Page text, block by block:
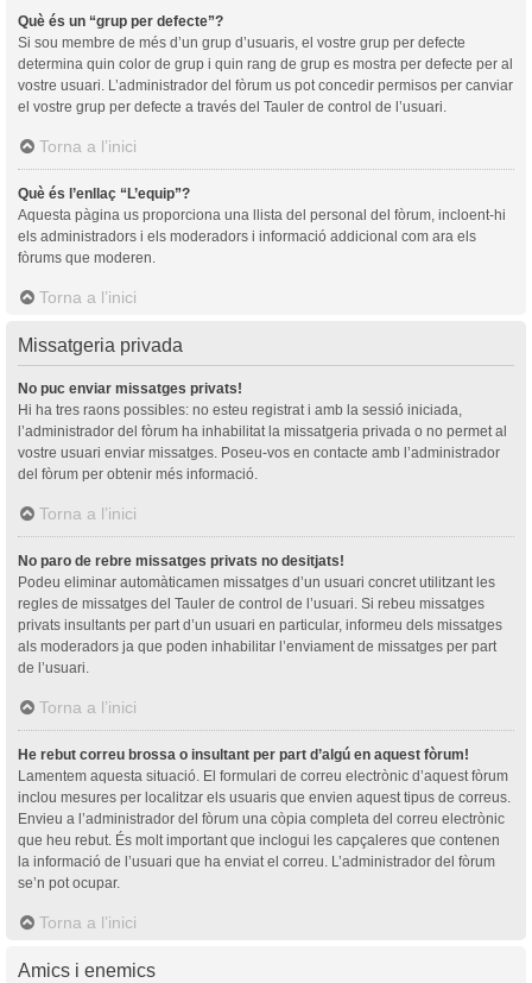
Què és un “grup per defecte”?
Si sou membre de més d’un grup d’usuaris, el vostre grup per defecte
determina quin color de grup i quin rang de grup es mostra per defecte per al
vostre usuari. L’administrador del fòrum us pot concedir permisos per canviar
el vostre grup per defecte a través del Tauler de control de l’usuari.
Torna a l’inici
Què és l’enllaç “L’equip”?
Aquesta pàgina us proporciona una llista del personal del fòrum, incloent-hi
els administradors i els moderadors i informació addicional com ara els
fòrums que moderen.
Torna a l’inici
Missatgeria privada
No puc enviar missatges privats!
Hi ha tres raons possibles: no esteu registrat i amb la sessió iniciada,
l’administrador del fòrum ha inhabilitat la missatgeria privada o no permet al
vostre usuari enviar missatges. Poseu-vos en contacte amb l’administrador
del fòrum per obtenir més informació.
Torna a l’inici
No paro de rebre missatges privats no desitjats!
Podeu eliminar automàticamen missatges d’un usuari concret utilitzant les
regles de missatges del Tauler de control de l’usuari. Si rebeu missatges
privats insultants per part d’un usuari en particular, informeu dels missatges
als moderadors ja que poden inhabilitar l’enviament de missatges per part
de l’usuari.
Torna a l’inici
He rebut correu brossa o insultant per part d’algú en aquest fòrum!
Lamentem aquesta situació. El formulari de correu electrònic d’aquest fòrum
inclou mesures per localitzar els usuaris que envien aquest tipus de correus.
Envieu a l’administrador del fòrum una còpia completa del correu electrònic
que heu rebut. És molt important que inclogui les capçaleres que contenen
la informació de l’usuari que ha enviat el correu. L’administrador del fòrum
se’n pot ocupar.
Torna a l’inici
Amics i enemics